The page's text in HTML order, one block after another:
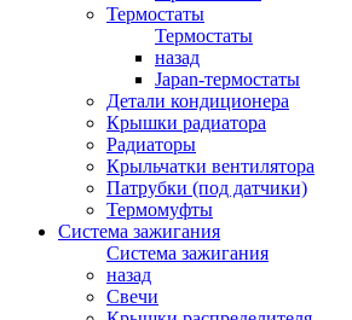
Термостаты
Термостаты
назад
Japan-термостаты
Детали кондиционера
Крышки радиатора
Радиаторы
Крыльчатки вентилятора
Патрубки (под датчики)
Термомуфты
Система зажигания
Система зажигания
назад
Свечи